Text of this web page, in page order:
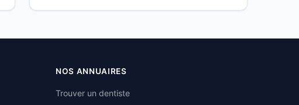
NOS ANNUAIRES
Trouver un dentiste